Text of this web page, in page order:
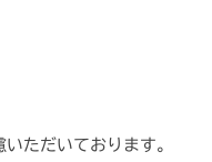
ただいております。